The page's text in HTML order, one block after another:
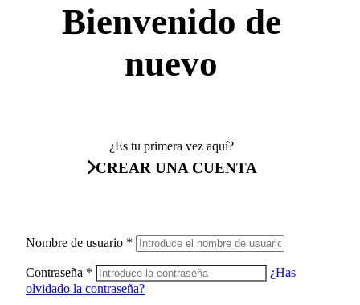
Bienvenido de
nuevo
¿Es tu primera vez aquí?
CREAR UNA CUENTA
Nombre de usuario *
Contraseña *
¿Has
olvidado la contraseña?